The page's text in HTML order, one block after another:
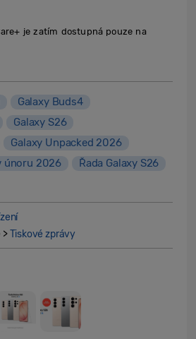
je zatím dostupná pouze na
Galaxy Buds4
Galaxy S26
Galaxy Unpacked 2026
únoru 2026
Řada Galaxy S26
>Tiskové zprávy